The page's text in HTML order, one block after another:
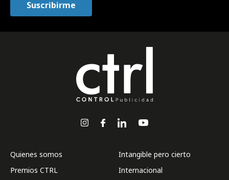
Quienes somos
Premios CTRL
Intangible pero cierto
Internacional